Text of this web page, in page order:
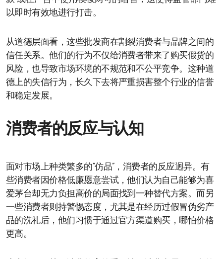
以即时有效地进行打击。
从道德层面看，这些批发商在割裂消费者与品牌之间的
信任关系。他们的行为不仅给消费者带来了购买假货的
风险，也导致市场环境的不规范和不公平竞争。这种道
德上的失信行为，长久下去将严重损害整个行业的信誉
和稳定发展。
消费者的反应与认知
面对市场上种类繁多的“仿品”，消费者的反应迥异。有
些消费者因价格低廉愿意尝试，他们认为自己能够为喜
爱茅台却无力负担高价的局面找到一种替代方案。而另
一些消费者则持警惕态度，尤其是在经历过假冒伪劣产
品的洗礼后，他们习惯于通过官方渠道购买，哪怕价格
更高。